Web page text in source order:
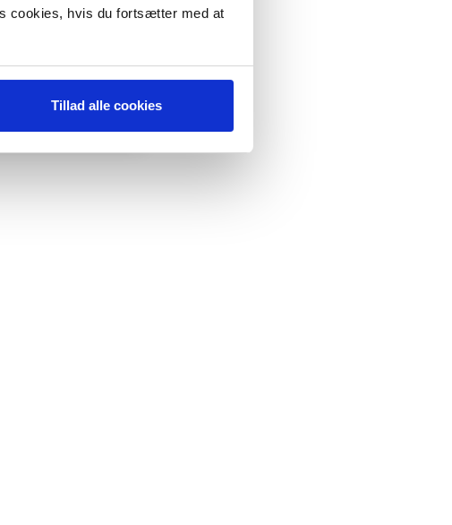
cookies, hvis du fortsætter med at
Tillad alle cookies